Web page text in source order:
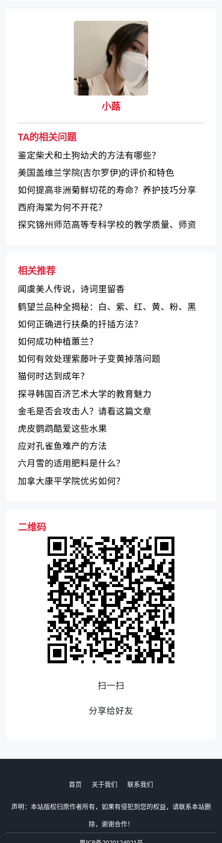
小蕗
TA的相关问题
鉴定柴犬和土狗幼犬的方法有哪些？
美国盖维兰学院(吉尔罗伊)的评价和特色
如何提高非洲菊鲜切花的寿命？养护技巧分享
西府海棠为何不开花？
探究锦州师范高等专科学校的教学质量、师资
相关推荐
闻虞美人传说，诗词里留香
鹤望兰品种全揭秘：白、紫、红、黄、粉、黑
色等多种花色款式齐全
如何正确进行扶桑的扦插方法？
如何成功种植蕙兰？
如何有效处理紫藤叶子变黄掉落问题
猫何时达到成年？
探寻韩国百济艺术大学的教育魅力
金毛是否会攻击人？请看这篇文章
虎皮鹦鹉酷爱这些水果
应对孔雀鱼难产的方法
六月雪的适用肥料是什么？
加拿大康平学院优劣如何？
二维码
扫一扫
分享给好友
首页 关于我们 联系我们
声明：本站版权归原作者所有，如果有侵犯到您的权益，请联系本站删
除，谢谢合作！